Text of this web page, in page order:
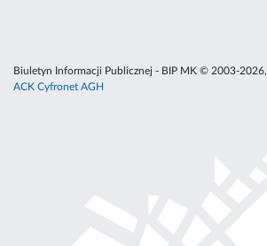
Biuletyn Informacji Publicznej - BIP MK © 2003-2026,
ACK Cyfronet AGH